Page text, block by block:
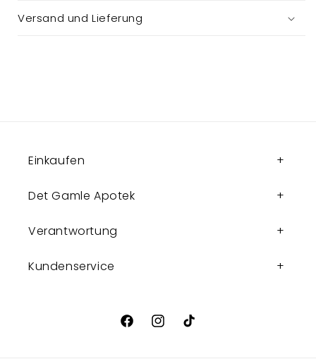
Versand und Lieferung
Einkaufen
Det Gamle Apotek
Verantwortung
Kundenservice
FacebookInstagram
TikTok